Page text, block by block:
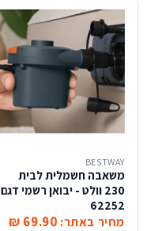
BESTWAY
משאבה חשמלית לבית
230 וולט - יבואן רשמי דגם
62252
מחיר באתר: 69.90 ₪